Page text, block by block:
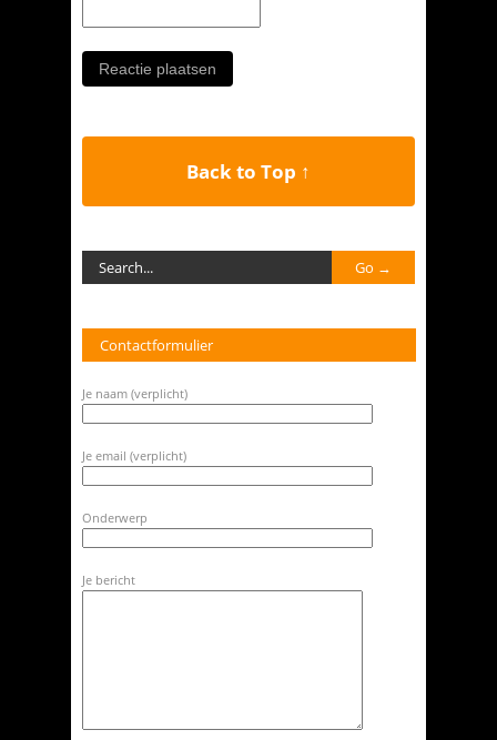
Back to Top ↑
Contactformulier
Je naam (verplicht)
Je email (verplicht)
Onderwerp
Je bericht